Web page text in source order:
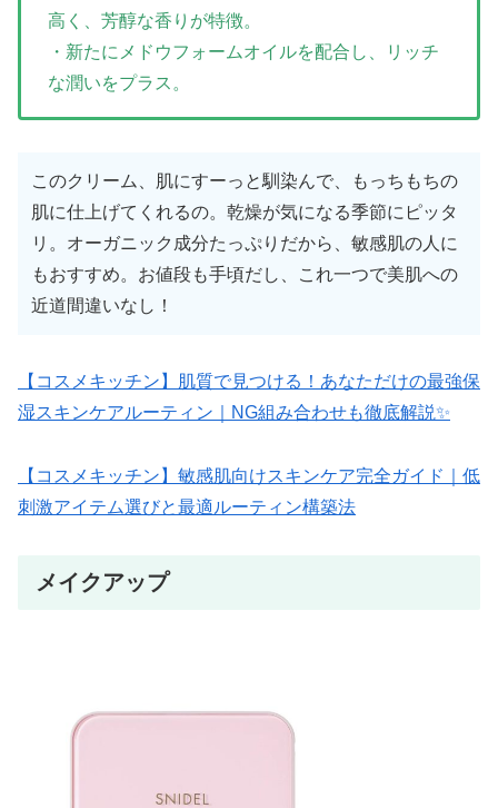
高く、芳醇な香りが特徴。
・新たにメドウフォームオイルを配合し、リッチ
な潤いをプラス。
このクリーム、肌にすーっと馴染んで、もっちもちの
肌に仕上げてくれるの。乾燥が気になる季節にピッタ
リ。オーガニック成分たっぷりだから、敏感肌の人に
もおすすめ。お値段も手頃だし、これ一つで美肌への
近道間違いなし！
【コスメキッチン】肌質で見つける！あなただけの最強保
湿スキンケアルーティン｜NG組み合わせも徹底解説✨
【コスメキッチン】敏感肌向けスキンケア完全ガイド｜低
刺激アイテム選びと最適ルーティン構築法
メイクアップ